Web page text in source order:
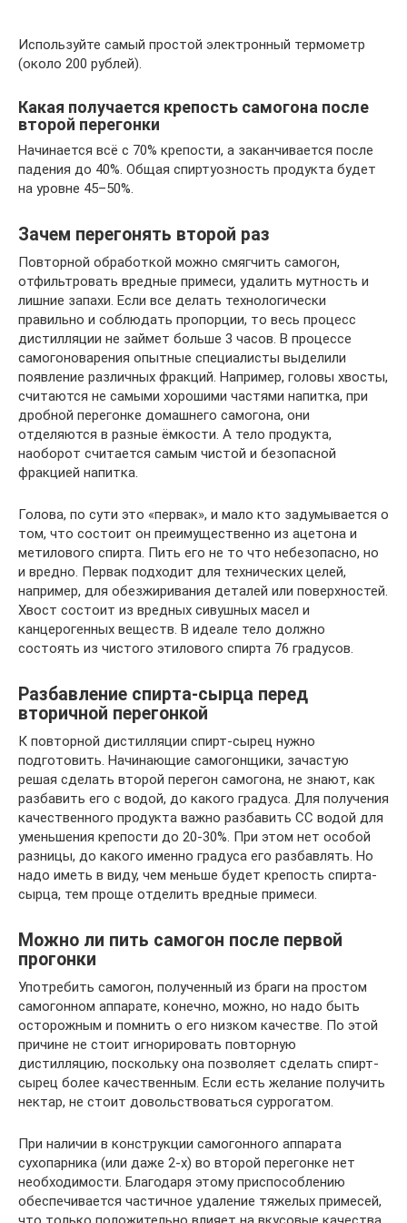
Используйте самый простой электронный термометр
(около 200 рублей).
Какая получается крепость самогона после
второй перегонки
Начинается всё с 70% крепости, а заканчивается после
падения до 40%. Общая спиртуозность продукта будет
на уровне 45–50%.
Зачем перегонять второй раз
Повторной обработкой можно смягчить самогон,
отфильтровать вредные примеси, удалить мутность и
лишние запахи. Если все делать технологически
правильно и соблюдать пропорции, то весь процесс
дистилляции не займет больше 3 часов. В процессе
самогоноварения опытные специалисты выделили
появление различных фракций. Например, головы хвосты,
считаются не самыми хорошими частями напитка, при
дробной перегонке домашнего самогона, они
отделяются в разные ёмкости. А тело продукта,
наоборот считается самым чистой и безопасной
фракцией напитка.
Голова, по сути это «первак», и мало кто задумывается о
том, что состоит он преимущественно из ацетона и
метилового спирта. Пить его не то что небезопасно, но
и вредно. Первак подходит для технических целей,
например, для обезжиривания деталей или поверхностей.
Хвост состоит из вредных сивушных масел и
канцерогенных веществ. В идеале тело должно
состоять из чистого этилового спирта 76 градусов.
Разбавление спирта-сырца перед
вторичной перегонкой
К повторной дистилляции спирт-сырец нужно
подготовить. Начинающие самогонщики, зачастую
решая сделать второй перегон самогона, не знают, как
разбавить его с водой, до какого градуса. Для получения
качественного продукта важно разбавить СС водой для
уменьшения крепости до 20-30%. При этом нет особой
разницы, до какого именно градуса его разбавлять. Но
надо иметь в виду, чем меньше будет крепость спирта-
сырца, тем проще отделить вредные примеси.
Можно ли пить самогон после первой
прогонки
Употребить самогон, полученный из браги на простом
самогонном аппарате, конечно, можно, но надо быть
осторожным и помнить о его низком качестве. По этой
причине не стоит игнорировать повторную
дистилляцию, поскольку она позволяет сделать спирт-
сырец более качественным. Если есть желание получить
нектар, не стоит довольствоваться суррогатом.
При наличии в конструкции самогонного аппарата
сухопарника (или даже 2-х) во второй перегонке нет
необходимости. Благодаря этому приспособлению
обеспечивается частичное удаление тяжелых примесей,